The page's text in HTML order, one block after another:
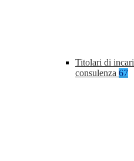
Titolari di
consulenza 67